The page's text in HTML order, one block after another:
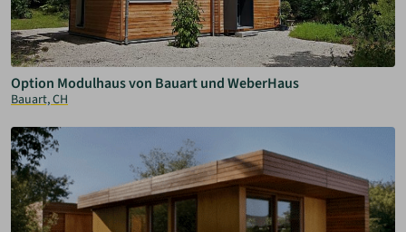
Option Modulhaus von Bauart und WeberHaus
Bauart, CH